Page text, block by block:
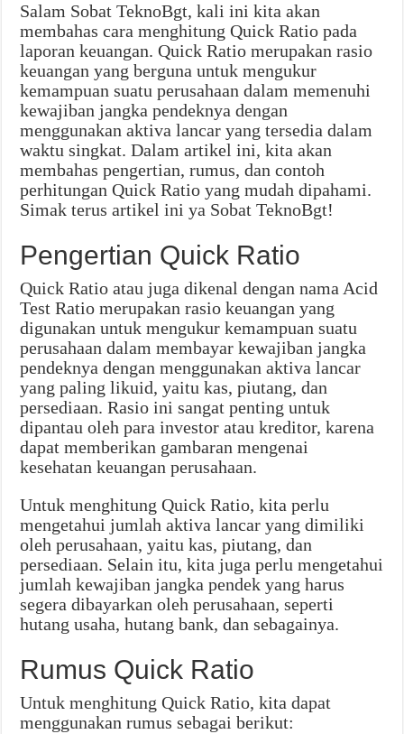
Salam Sobat TeknoBgt, kali ini kita akan
membahas cara menghitung Quick Ratio pada
laporan keuangan. Quick Ratio merupakan rasio
keuangan yang berguna untuk mengukur
kemampuan suatu perusahaan dalam memenuhi
kewajiban jangka pendeknya dengan
menggunakan aktiva lancar yang tersedia dalam
waktu singkat. Dalam artikel ini, kita akan
membahas pengertian, rumus, dan contoh
perhitungan Quick Ratio yang mudah dipahami.
Simak terus artikel ini ya Sobat TeknoBgt!
Pengertian Quick Ratio
Quick Ratio atau juga dikenal dengan nama Acid
Test Ratio merupakan rasio keuangan yang
digunakan untuk mengukur kemampuan suatu
perusahaan dalam membayar kewajiban jangka
pendeknya dengan menggunakan aktiva lancar
yang paling likuid, yaitu kas, piutang, dan
persediaan. Rasio ini sangat penting untuk
dipantau oleh para investor atau kreditor, karena
dapat memberikan gambaran mengenai
kesehatan keuangan perusahaan.
Untuk menghitung Quick Ratio, kita perlu
mengetahui jumlah aktiva lancar yang dimiliki
oleh perusahaan, yaitu kas, piutang, dan
persediaan. Selain itu, kita juga perlu mengetahui
jumlah kewajiban jangka pendek yang harus
segera dibayarkan oleh perusahaan, seperti
hutang usaha, hutang bank, dan sebagainya.
Rumus Quick Ratio
Untuk menghitung Quick Ratio, kita dapat
menggunakan rumus sebagai berikut: